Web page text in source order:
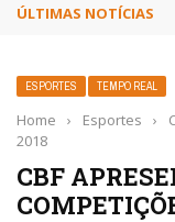
ÚLTIMAS NOTÍCIAS
ESPORTES TEMPO REAL
Home › Esportes ›
2018
CBF